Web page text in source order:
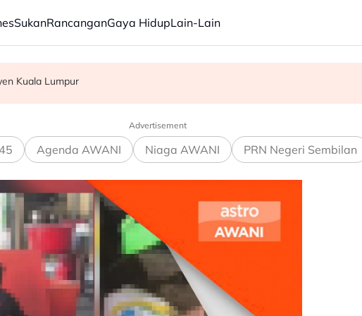
SukanRancanganGaya HidupLain-Lain
rasuah kepada pegawai jas
Kuala Lumpur
China, Taiwan, Vietnam -- MITI
Advertisement
Agenda AWANI Niaga AWANI PRN Negeri Sembilan